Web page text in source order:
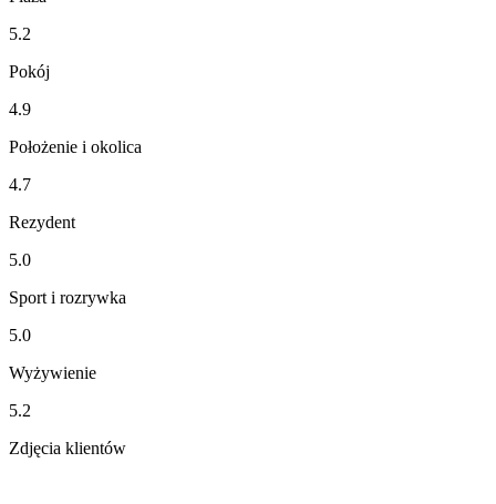
5.2
Pokój
4.9
Położenie i okolica
4.7
Rezydent
5.0
Sport i rozrywka
5.0
Wyżywienie
5.2
Zdjęcia klientów